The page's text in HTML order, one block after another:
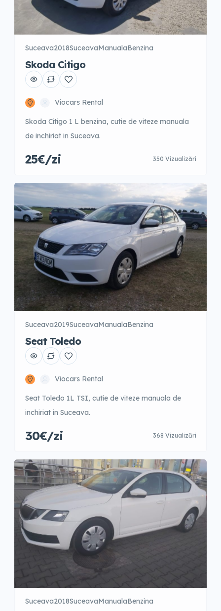
Suceava2018SuceavaManualaBenzina
Skoda Citigo
Viocars Rental
Skoda Citigo 1 L benzina, cutie de viteze manuala
de inchiriat in Suceava.
25€/zi 350 Vizualizări
Suceava2019SuceavaManualaBenzina
Seat Toledo
Viocars Rental
Seat Toledo 1L TSI, cutie de viteze manuala de
inchiriat in Suceava.
30€/zi 368 Vizualizări
Suceava2018SuceavaManualaBenzina